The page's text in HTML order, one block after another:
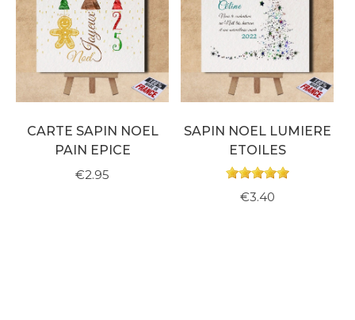
CARTE SAPIN NOEL
PAIN EPICE
€2.95
SAPIN NOEL LUMIERE
ETOILES
€3.40